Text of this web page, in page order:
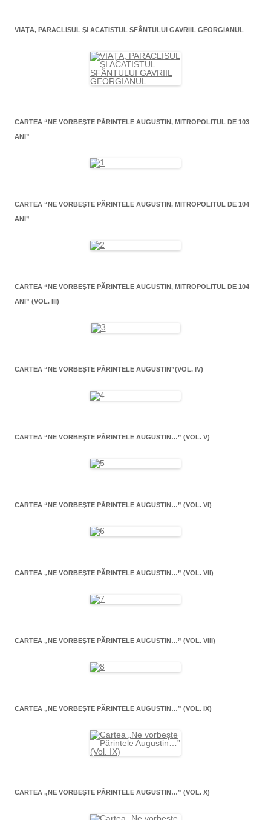
VIAŢA, PARACLISUL ŞI ACATISTUL SFÂNTULUI GAVRIIL GEORGIANUL
CARTEA “NE VORBEŞTE PĂRINTELE AUGUSTIN, MITROPOLITUL DE 103
ANI”
CARTEA “NE VORBEŞTE PĂRINTELE AUGUSTIN, MITROPOLITUL DE 104
ANI”
CARTEA “NE VORBEŞTE PĂRINTELE AUGUSTIN, MITROPOLITUL DE 104
ANI” (VOL. III)
CARTEA “NE VORBEŞTE PĂRINTELE AUGUSTIN”(VOL. IV)
CARTEA “NE VORBEŞTE PĂRINTELE AUGUSTIN…” (VOL. V)
CARTEA “NE VORBEŞTE PĂRINTELE AUGUSTIN…” (VOL. VI)
CARTEA „NE VORBEŞTE PĂRINTELE AUGUSTIN…” (VOL. VII)
CARTEA „NE VORBEŞTE PĂRINTELE AUGUSTIN…” (VOL. VIII)
CARTEA „NE VORBEŞTE PĂRINTELE AUGUSTIN…” (VOL. IX)
CARTEA „NE VORBEŞTE PĂRINTELE AUGUSTIN…” (VOL. X)